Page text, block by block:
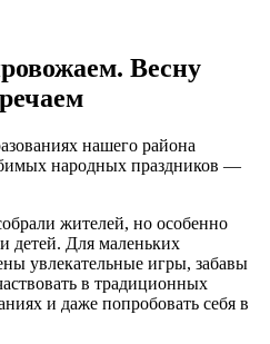
Весну
нашего района
народных праздников —
жителей, но особенно
детей. Для маленьких
увлекательные игры, забавы
в традиционных
и даже попробовать себя в